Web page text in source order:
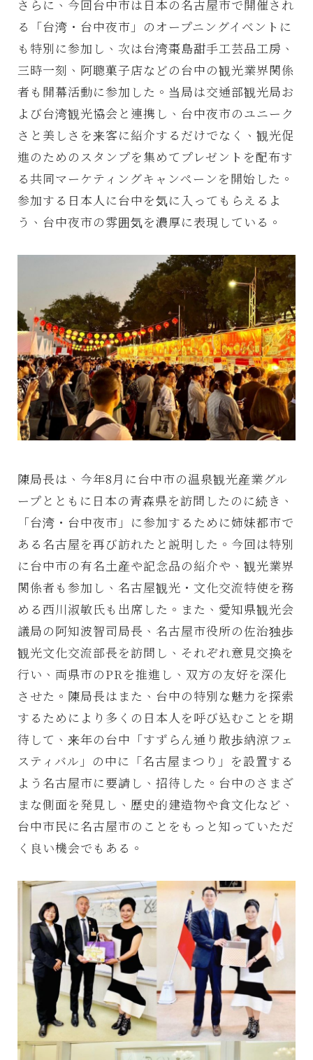
さらに、今回台中市は日本の名古屋市で開催され
る「台湾・台中夜市」のオープニングイベントに
も特別に参加し、次は台湾棗島甜手工芸品工房、
三時一刻、阿聰菓子店などの台中の観光業界関係
者も開幕活動に参加した。当局は交通部観光局お
よび台湾観光協会と連携し、台中夜市のユニーク
さと美しさを来客に紹介するだけでなく、観光促
進のためのスタンプを集めてプレゼントを配布す
る共同マーケティングキャンペーンを開始した。
参加する日本人に台中を気に入ってもらえるよ
う、台中夜市の雰囲気を濃厚に表現している。
陳局長は、今年8月に台中市の温泉観光産業グル
ープとともに日本の青森県を訪問したのに続き、
「台湾・台中夜市」に参加するために姉妹都市で
ある名古屋を再び訪れたと説明した。今回は特別
に台中市の有名土産や記念品の紹介や、観光業界
関係者も参加し、名古屋観光・文化交流特使を務
める西川淑敏氏も出席した。また、愛知県観光会
議局の阿知波智司局長、名古屋市役所の佐治独歩
観光文化交流部長を訪問し、それぞれ意見交換を
行い、両県市のPRを推進し、双方の友好を深化
させた。陳局長はまた、台中の特別な魅力を探索
するためにより多くの日本人を呼び込むことを期
待して、来年の台中「すずらん通り散歩納涼フェ
スティバル」の中に「名古屋まつり」を設置する
よう名古屋市に要請し、招待した。台中のさまざ
まな側面を発見し、歴史的建造物や食文化など、
台中市民に名古屋市のことをもっと知っていただ
く良い機会でもある。